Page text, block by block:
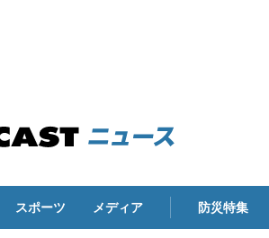
スポーツ メディア 防災特集